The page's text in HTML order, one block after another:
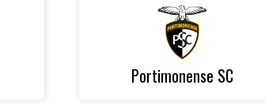
Portimonense SC